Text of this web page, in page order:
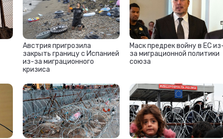
Австрия пригрозила
закрыть границу с Испанией
из-за миграционного
кризиса
Маск предрек войну в ЕС
за миграционной политики
союза